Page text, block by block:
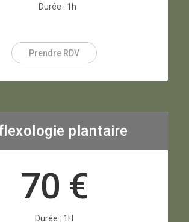
Durée : 1h
Prendre RDV
plantaire
70 €
Durée : 1H